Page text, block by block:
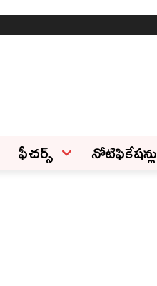
ఫీచ‌ర్స్ ‌ నోటిఫికేషన్లు